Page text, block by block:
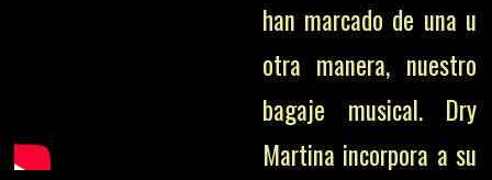
han marcado de una u
otra manera, nuestro
bagaje musical. Dry
Martina incorpora a su